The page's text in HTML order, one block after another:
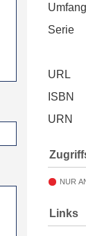
Umfang
Serie
URL
ISBN
URN
NUR
Links